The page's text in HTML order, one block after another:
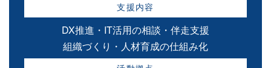
支援内容
DX推進・IT活用の相談・伴走支援
組織づくり・人材育成の仕組み化